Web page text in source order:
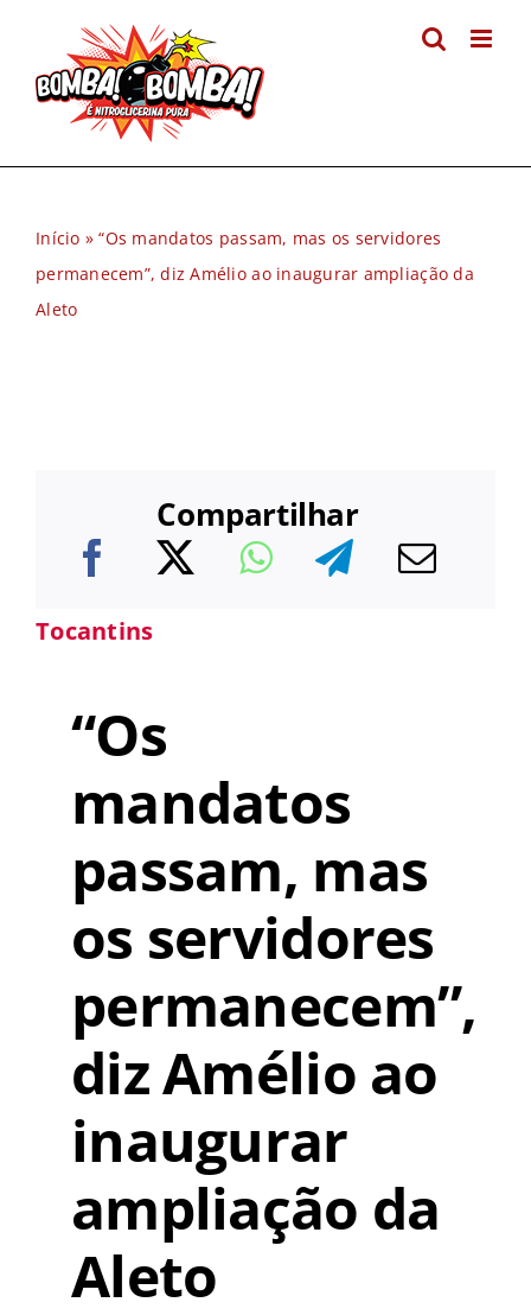
conteúdo
Início »“Os mandatos passam, mas os servidores
permanecem”, diz Amélio ao inaugurar ampliação da
Aleto
Compartilhar
Tocantins
“Os
mandatos
passam, mas
os servidores
permanecem”,
diz Amélio ao
inaugurar
ampliação da
Aleto